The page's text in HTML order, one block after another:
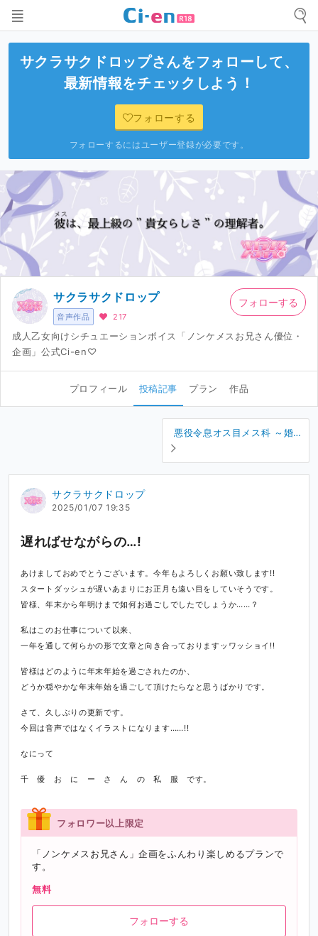
サクラサクドロップさんをフォローして、
最新情報をチェックしよう！
フォローする
フォローするにはユーザー登録が必要です。
音声作品
サクラサクドロップ
217
成人乙女向けシチュエーションボイス「ノンケメスお兄さん優位・
企画」公式Ci-en♡
フォローする
プロフィール 投稿記事 プラン 作品
悪役令息オス目メス科 ～婚約
疑似結婚生活～
サクラサクドロップ
2025/01/07 19:35
遅ればせながらの…!
あけましておめでとうございます。今年もよろしくお願い致します!!
スタートダッシュが遅いあまりにお正月も遠い目をしていそうです。
皆様、年末から年明けまで如何お過ごしでしたでしょうか……？
私はこのお仕事について以来、
一年を通して何らかの形で文章と向き合っておりますッワッショイ!!
皆様はどのように年末年始を過ごされたのか、
どうか穏やかな年末年始を過ごして頂けたらなと思うばかりです。
さて、久しぶりの更新です。
今回は音声ではなくイラストになります……!!
なにって
千 優 お に ー さ ん の 私 服 です。
フォロワー以上限定
「ノンケメスお兄さん」企画をふんわり楽しめるプランで
す。
無料
フォローする